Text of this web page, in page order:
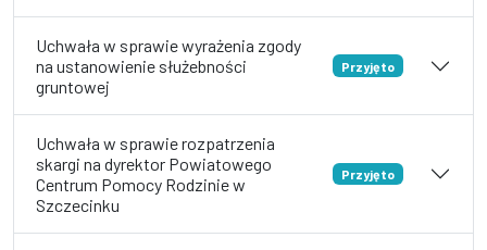
Uchwała w sprawie wyrażenia zgody
na ustanowienie służebności
gruntowej
Przyjęto
Uchwała w sprawie rozpatrzenia
skargi na dyrektor Powiatowego
Centrum Pomocy Rodzinie w
Szczecinku
Przyjęto